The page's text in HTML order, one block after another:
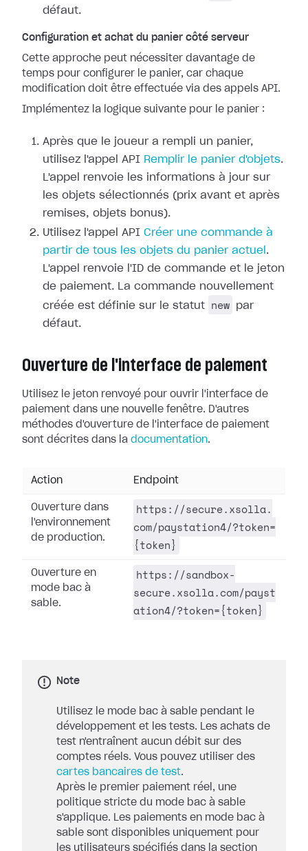
défaut.
Configuration et achat du panier côté serveur
Cette approche peut nécessiter davantage de
temps pour configurer le panier, car chaque
modification doit être effectuée via des appels API.
Implémentez la logique suivante pour le panier :
Après que le joueur a rempli un panier,
utilisez l'appel API Remplir le panier d'objets.
L'appel renvoie les informations à jour sur
les objets sélectionnés (prix avant et après
remises, objets bonus).
Utilisez l'appel API Créer une commande à
partir de tous les objets du panier actuel .
L'appel renvoie l'ID de commande et le jeton
de paiement. La commande nouvellement
créée est définie sur le statut
new
par
défaut.
Ouverture de l'interface de paiement
Utilisez le jeton renvoyé pour ouvrir l'interface de
paiement dans une nouvelle fenêtre. D'autres
méthodes d'ouverture de l'interface de paiement
sont décrites dans la documentation.
Action Endpoint
Ouverture dans
l'environnement
de production.
https://secure.xsolla.
com/paystation4/?token=
{token}
Ouverture en
mode bac à
sable.
https://sandbox-
secure.xsolla.com/payst
ation4/?token={token}
Note
Utilisez le mode bac à sable pendant le
développement et les tests. Les achats de
test n'entraînent aucun débit sur des
comptes réels. Vous pouvez utiliser des
cartes bancaires de test.
Après le premier paiement réel, une
politique stricte du mode bac à sable
s'applique. Les paiements en mode bac à
sable sont disponibles uniquement pour
les utilisateurs spécifiés dans la section